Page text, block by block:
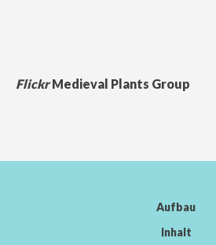
FlickrMedieval Plants Group
Aufbau
Inhalt